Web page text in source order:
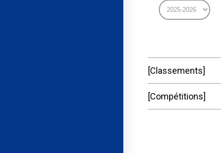
Classements
Compétitions